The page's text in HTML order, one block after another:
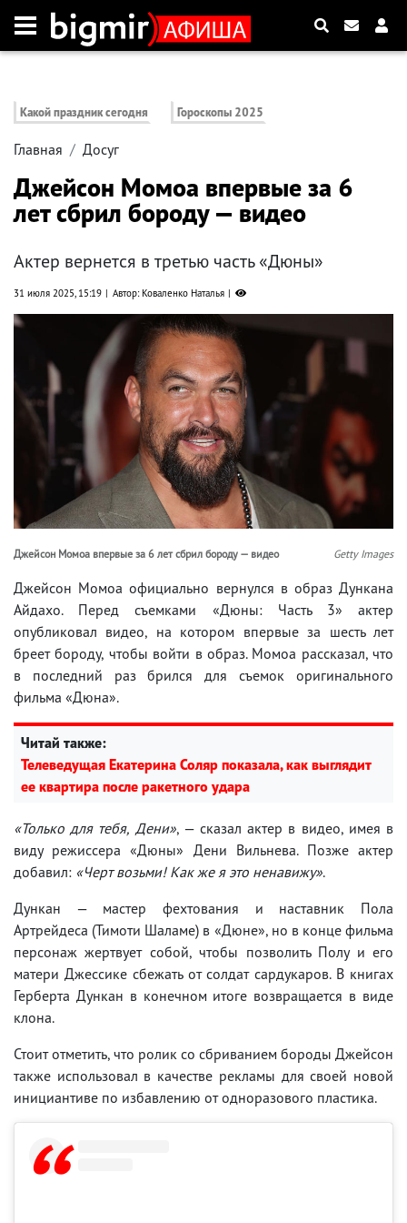
Какой праздник сегодня Гороскопы 2025
Главная Досуг
Джейсон Момоа впервые за 6
лет сбрил бороду — видео
Актер вернется в третью часть «Дюны»
31 июля 2025, 15:19 Автор: Коваленко Наталья
Джейсон Момоа впервые за 6 лет сбрил бороду — видео Getty Images
Джейсон Момоа официально вернулся в образ Дункана
Айдахо. Перед съемками «Дюны: Часть 3» актер
опубликовал видео, на котором впервые за шесть лет
бреет бороду, чтобы войти в образ. Момоа рассказал, что
в последний раз брился для съемок оригинального
фильма «Дюна».
Читай также:
Телеведущая Екатерина Соляр показала, как выглядит
ее квартира после ракетного удара
«Только для тебя, Дени», — сказал актер в видео, имея в
виду режиссера «Дюны» Дени Вильнева. Позже актер
добавил: «Черт возьми! Как же я это ненавижу».
Дункан — мастер фехтования и наставник Пола
Артрейдеса (Тимоти Шаламе) в «Дюне», но в конце фильма
персонаж жертвует собой, чтобы позволить Полу и его
матери Джессике сбежать от солдат сардукаров. В книгах
Герберта Дункан в конечном итоге возвращается в виде
клона.
Стоит отметить, что ролик со сбриванием бороды Джейсон
также использовал в качестве рекламы для своей новой
инициантиве по избавлению от одноразового пластика.